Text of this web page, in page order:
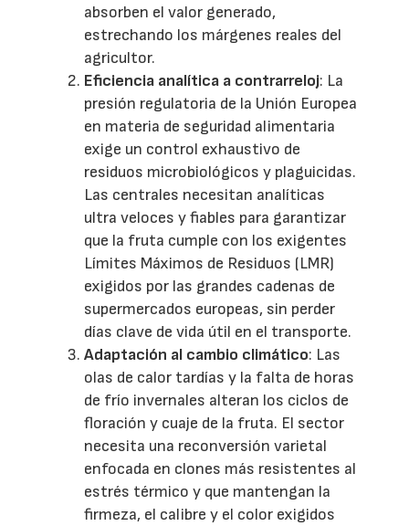
absorben el valor generado,
estrechando los márgenes reales del
agricultor.
Eficiencia analítica a contrarreloj: La
presión regulatoria de la Unión Europea
en materia de seguridad alimentaria
exige un control exhaustivo de
residuos microbiológicos y plaguicidas.
Las centrales necesitan analíticas
ultra veloces y fiables para garantizar
que la fruta cumple con los exigentes
Límites Máximos de Residuos (LMR)
exigidos por las grandes cadenas de
supermercados europeas, sin perder
días clave de vida útil en el transporte.
Adaptación al cambio climático: Las
olas de calor tardías y la falta de horas
de frío invernales alteran los ciclos de
floración y cuaje de la fruta. El sector
necesita una reconversión varietal
enfocada en clones más resistentes al
estrés térmico y que mantengan la
firmeza, el calibre y el color exigidos